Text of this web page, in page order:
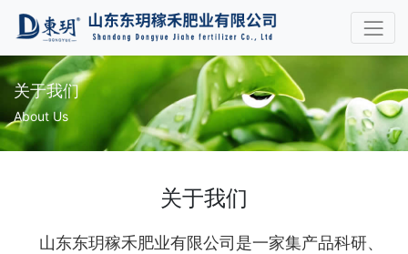
关于我们
About Us
关于我们
山东东玥稼禾肥业有限公司是一家集产品科研、